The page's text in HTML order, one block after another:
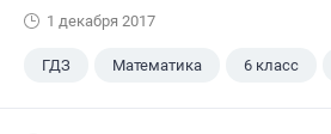
1 декабря 2017
ГДЗ Математика 6 класс